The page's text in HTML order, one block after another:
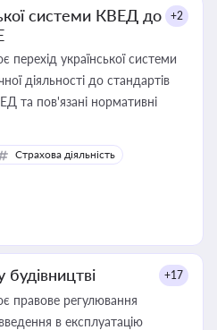
системи КВЕД до
+2
перехід української системи
діяльності до стандартів
та пов'язані нормативні
Страхова діяльність
+17
правове регулювання
в експлуатацію